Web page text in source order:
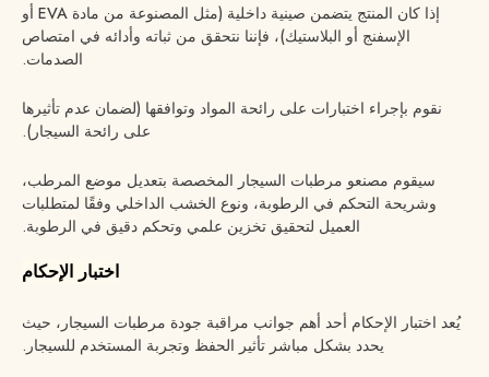
إذا كان المنتج يتضمن صينية داخلية (مثل المصنوعة من مادة EVA أو
الإسفنج أو البلاستيك)، فإننا نتحقق من ثباته وأدائه في امتصاص
الصدمات.
نقوم بإجراء اختبارات على رائحة المواد وتوافقها (لضمان عدم تأثيرها
على رائحة السيجار).
سيقوم مصنعو مرطبات السيجار المخصصة بتعديل موضع المرطب،
وشريحة التحكم في الرطوبة، ونوع الخشب الداخلي وفقًا لمتطلبات
العميل لتحقيق تخزين علمي وتحكم دقيق في الرطوبة.
اختبار الإحكام
يُعد اختبار الإحكام أحد أهم جوانب مراقبة جودة مرطبات السيجار، حيث
يحدد بشكل مباشر تأثير الحفظ وتجربة المستخدم للسيجار.